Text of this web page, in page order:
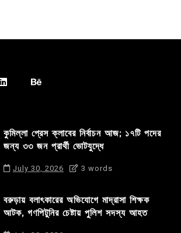
কুমিল্লা প্রেস ক্লাবের নির্বাচন আজ; ১৭টি পদের
জন্য ৩৩ জন প্রার্থী ভোটযুদ্ধে
July 30, 2026 3 words
বরুড়ায় বলাৎকারের অভিযোগে মাদ্রাসা শিক্ষক
আটক, গণপিটুনির চেষ্টায় পুলিশ সদস্য আহত